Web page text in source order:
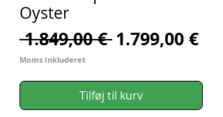
Oyster
1.849,00 € Regulær
1.799,00 €
Moms Inkluderet
Tilføj til kurv